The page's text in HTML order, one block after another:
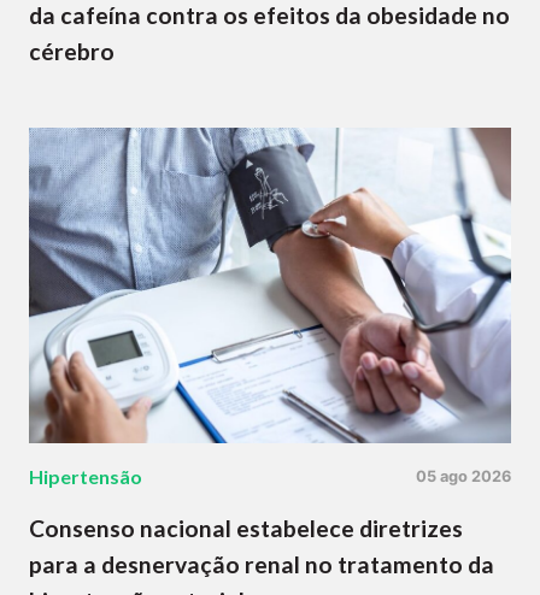
da cafeína contra os efeitos da obesidade no
cérebro
Hipertensão 05 ago 2026
Consenso nacional estabelece diretrizes
para a desnervação renal no tratamento da